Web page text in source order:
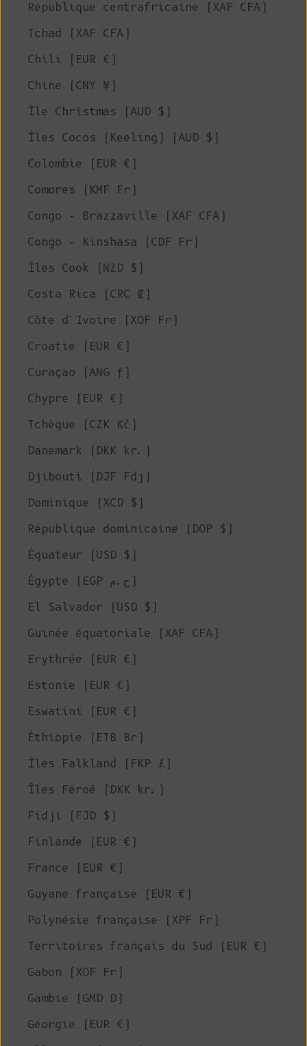
République centrafricaine (XAF CFA)
Tchad (XAF CFA)
Chili (EUR €)
Chine (CNY ¥)
Île Christmas (AUD $)
Îles Cocos (Keeling) (AUD $)
Colombie (EUR €)
Comores (KMF Fr)
Congo - Brazzaville (XAF CFA)
Congo - Kinshasa (CDF Fr)
Îles Cook (NZD $)
Costa Rica (CRC ₡)
Côte d'Ivoire (XOF Fr)
Croatie (EUR €)
Curaçao (ANG ƒ)
Chypre (EUR €)
Tchèque (CZK Kč)
Danemark (DKK kr.)
Djibouti (DJF Fdj)
Dominique (XCD $)
République dominicaine (DOP $)
Équateur (USD $)
Égypte (EGP ج.م)
El Salvador (USD $)
Guinée équatoriale (XAF CFA)
Erythrée (EUR €)
Estonie (EUR €)
Eswatini (EUR €)
Éthiopie (ETB Br)
Îles Falkland (FKP £)
Îles Féroé (DKK kr.)
Fidji (FJD $)
Finlande (EUR €)
France (EUR €)
Guyane française (EUR €)
Polynésie française (XPF Fr)
Territoires français du Sud (EUR €)
Gabon (XOF Fr)
Gambie (GMD D)
Géorgie (EUR €)